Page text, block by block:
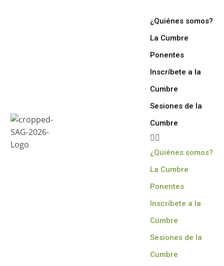
¿Quiénes somos?
La Cumbre
Ponentes
Inscríbete a la
Cumbre
Sesiones de la
Cumbre
¿Quiénes somos?
La Cumbre
Ponentes
Inscríbete a la
Cumbre
Sesiones de la
Cumbre